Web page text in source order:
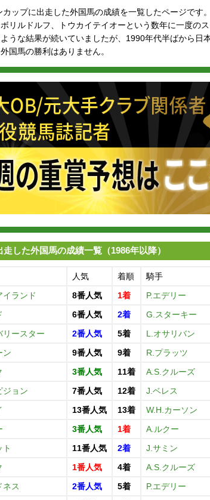
ップに出走した外国馬の成績を一覧したページです
リルドルフ、トウカイテイオーという数年に一度の
うな結果が続いていましたが、1990年代半ばから日
国馬の勝利はありません。
した外国馬の成績一覧（1986年以降）
人気 着順 騎手
イランド 8番人気 1着 P.エデリー
6番人気 2着 G.スターキー
リースター 2番人気 5着 L.オサリバン
ン 9番人気 9着 R.プラッツ
3番人気 11着 A.S.クルーズ
ジョン 7番人気 12着 J.ベレス
13番人気 13着 W.H.カーソン
3番人気 1着 A.ルクー
11番人気 2着 J.サミン
1番人気 4着 A.S.クルーズ
ネス 2番人気 5着 P.エデリー